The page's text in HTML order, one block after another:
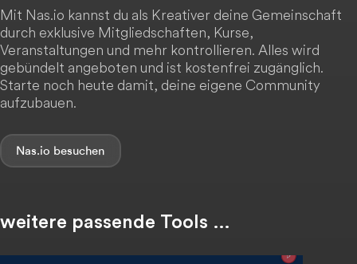
Mit Nas.io kannst du als Kreativer deine Gemeinschaft
durch exklusive Mitgliedschaften, Kurse,
Veranstaltungen und mehr kontrollieren. Alles wird
gebündelt angeboten und ist kostenfrei zugänglich.
Starte noch heute damit, deine eigene Community
aufzubauen.
Nas.io
weitere passende Tools …